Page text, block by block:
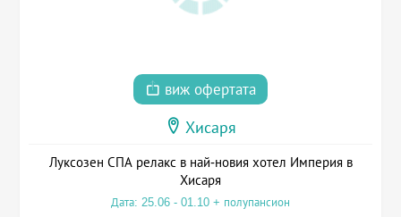
виж офертата
Хисаря
Луксозен СПА релакс в най-новия хотел Империя в
Хисаря
Дата: 25.06 - 01.10 + полупансион